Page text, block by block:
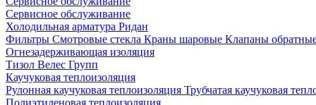
Сервисное обслуживание
Холодильная арматура Ридан
Фильтры Смотровые стекла Краны шаровые Клапаны
Огнезадерживающая изоляция
Тизол Велес Групп
Каучуковая теплоизоляция
Рулонная каучуковая теплоизоляция Трубчатая каучуковая
Полиэтиленовая теплоизоляция